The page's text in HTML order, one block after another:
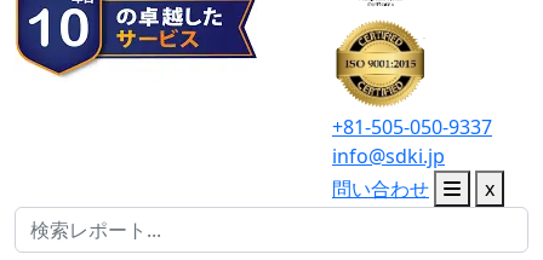
+81-505-050-9337
info@sdki.jp
問い合わせ
x